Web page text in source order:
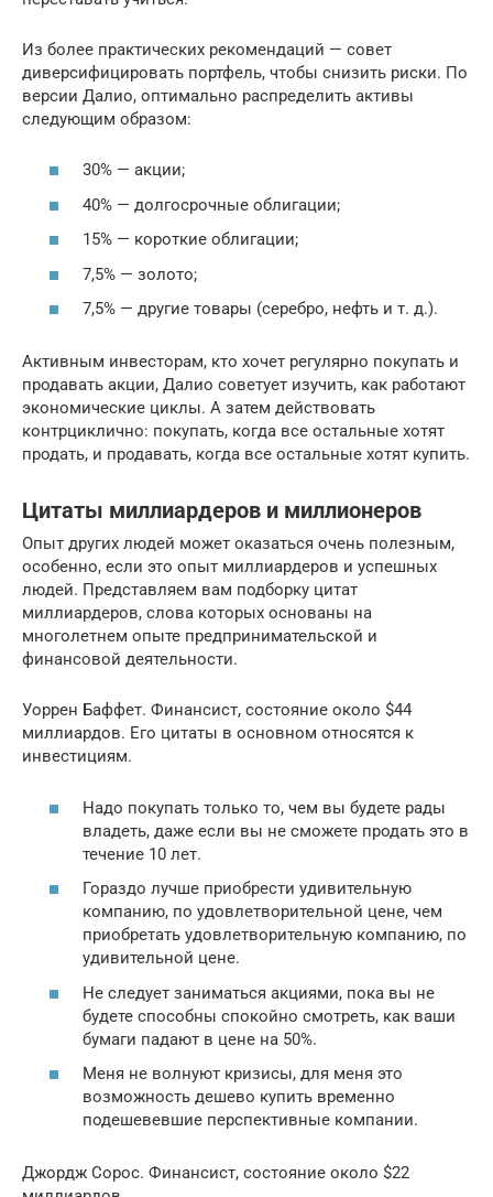
Из более практических рекомендаций — совет
диверсифицировать портфель, чтобы снизить риски. По
версии Далио, оптимально распределить активы
следующим образом:
30% — акции;
40% — долгосрочные облигации;
15% — короткие облигации;
7,5% — золото;
7,5% — другие товары (серебро, нефть и т. д.).
Активным инвесторам, кто хочет регулярно покупать и
продавать акции, Далио советует изучить, как работают
экономические циклы. А затем действовать
контрциклично: покупать, когда все остальные хотят
продать, и продавать, когда все остальные хотят купить.
Цитаты миллиардеров и миллионеров
Опыт других людей может оказаться очень полезным,
особенно, если это опыт миллиардеров и успешных
людей. Представляем вам подборку цитат
миллиардеров, слова которых основаны на
многолетнем опыте предпринимательской и
финансовой деятельности.
Уоррен Баффет. Финансист, состояние около $44
миллиардов. Его цитаты в основном относятся к
инвестициям.
Надо покупать только то, чем вы будете рады
владеть, даже если вы не сможете продать это в
течение 10 лет.
Гораздо лучше приобрести удивительную
компанию, по удовлетворительной цене, чем
приобретать удовлетворительную компанию, по
удивительной цене.
Не следует заниматься акциями, пока вы не
будете способны спокойно смотреть, как ваши
бумаги падают в цене на 50%.
Меня не волнуют кризисы, для меня это
возможность дешево купить временно
подешевевшие перспективные компании.
Джордж Сорос. Финансист, состояние около $22